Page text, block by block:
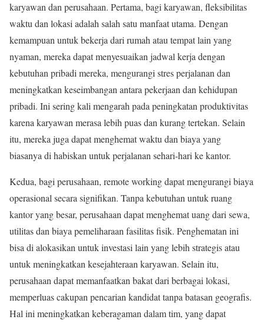
karyawan dan perusahaan. Pertama, bagi karyawan, fleksibilitas
waktu dan lokasi adalah salah satu manfaat utama. Dengan
kemampuan untuk bekerja dari rumah atau tempat lain yang
nyaman, mereka dapat menyesuaikan jadwal kerja dengan
kebutuhan pribadi mereka, mengurangi stres perjalanan dan
meningkatkan keseimbangan antara pekerjaan dan kehidupan
pribadi. Ini sering kali mengarah pada peningkatan produktivitas
karena karyawan merasa lebih puas dan kurang tertekan. Selain
itu, mereka juga dapat menghemat waktu dan biaya yang
biasanya di habiskan untuk perjalanan sehari-hari ke kantor.
Kedua, bagi perusahaan, remote working dapat mengurangi biaya
operasional secara signifikan. Tanpa kebutuhan untuk ruang
kantor yang besar, perusahaan dapat menghemat uang dari sewa,
utilitas dan biaya pemeliharaan fasilitas fisik. Penghematan ini
bisa di alokasikan untuk investasi lain yang lebih strategis atau
untuk meningkatkan kesejahteraan karyawan. Selain itu,
perusahaan dapat memanfaatkan bakat dari berbagai lokasi,
memperluas cakupan pencarian kandidat tanpa batasan geografis.
Hal ini meningkatkan keberagaman dalam tim, yang dapat